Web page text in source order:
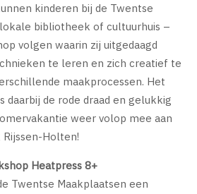
kinderen bij de Twentse
bibliotheek of cultuurhuis –
volgen waarin zij uitgedaagd
te leren en zich creatief te
maakprocessen. Het
daarbij de rode draad en gelukkig
weer volop mee aan
Holten!
Heatpress 8+
Twentse Maakplaatsen een